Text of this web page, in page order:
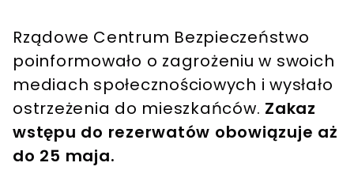
Rządowe Centrum Bezpieczeństwo
poinformowało o zagrożeniu w swoich
mediach społecznościowych i wysłało
ostrzeżenia do mieszkańców. Zakaz
wstępu do rezerwatów obowiązuje aż
do 25 maja.